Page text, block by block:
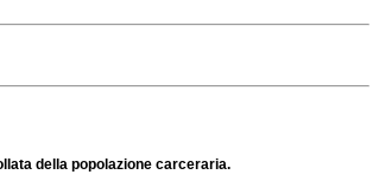
della popolazione carceraria.